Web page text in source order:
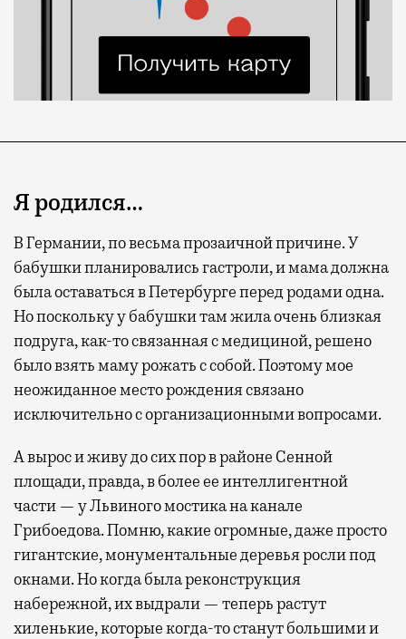
Я родился…
В Германии, по весьма прозаичной причине. У
бабушки планировались гастроли, и мама должна
была оставаться в Петербурге перед родами одна.
Но поскольку у бабушки там жила очень близкая
подруга, как-то связанная с медициной, решено
было взять маму рожать с собой. Поэтому мое
неожиданное место рождения связано
исключительно с организационными вопросами.
А вырос и живу до сих пор в районе Сенной
площади, правда, в более ее интеллигентной
части — у Львиного мостика на канале
Грибоедова. Помню, какие огромные, даже просто
гигантские, монументальные деревья росли под
окнами. Но когда была реконструкция
набережной, их выдрали — теперь растут
хиленькие, которые когда-то станут большими и